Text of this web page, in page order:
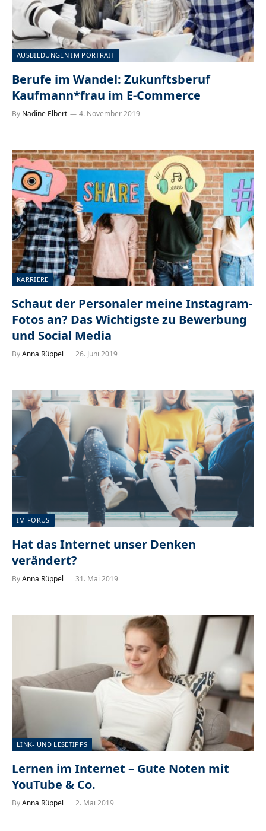
AUSBILDUNGEN IM PORTRAIT
Berufe im Wandel: Zukunftsberuf
Kaufmann*frau im E-Commerce
By Nadine Elbert 4. November 2019
KARRIERE
Schaut der Personaler meine Instagram-
Fotos an? Das Wichtigste zu Bewerbung
und Social Media
ByAnna Rüppel 26. Juni 2019
IM FOKUS
Hat das Internet unser Denken
verändert?
ByAnna Rüppel 31. Mai 2019
LINK- UND LESETIPPS
Lernen im Internet – Gute Noten mit
YouTube & Co.
ByAnna Rüppel 2. Mai 2019